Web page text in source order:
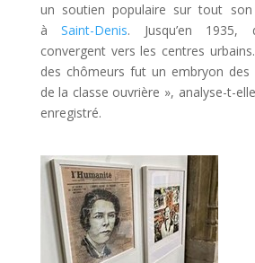
un soutien populaire sur tout
àSaint-Denis. Jusqu’en 1935,
convergent vers les centres urbains.
des chômeurs fut un embryon des
de la classe ouvrière », analyse-t-
enregistré.